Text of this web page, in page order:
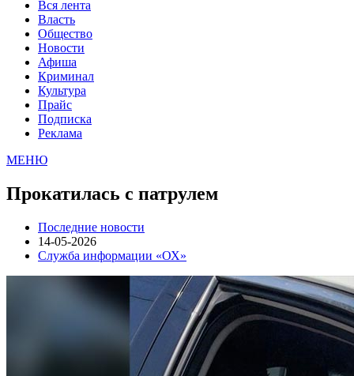
Вся лента
Власть
Общество
Новости
Афиша
Криминал
Культура
Прайс
Подписка
Реклама
МЕНЮ
Прокатилась с патрулем
Последние новости
14-05-2026
Служба информации «ОХ»